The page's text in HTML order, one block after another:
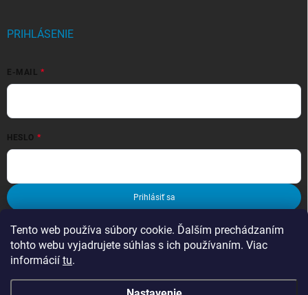
Tento web používa súbory cookie. Ďalším prechádzaním
tohto webu vyjadrujete súhlas s ich používaním. Viac
informácií tu.
PRIHLÁSENIE
E-MAIL
HESLO
Prihlásiť sa